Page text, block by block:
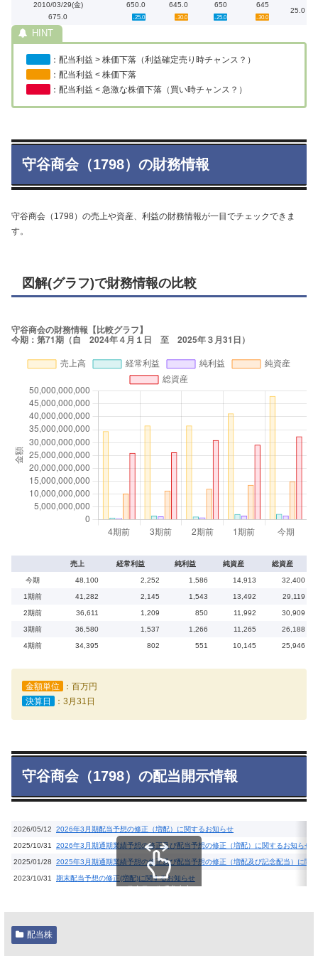
2010/03/29(金)
675.0
650.0
-25.0
645.0
-30.0
650
-25.0
645
-30.0
25.0
：配当利益 > 株価下落（利益確定売り時チャンス？）
：配当利益 < 株価下落
：配当利益 < 急激な株価下落（買い時チャンス？）
守谷商会（1798）の財務情報
守谷商会（1798）の売上や資産、利益の財務情報が一目でチェックできま
す。
図解(グラフ)で財務情報の比較
売上 経常利益 純利益 純資産 総資産
今期 48,100 2,252 1,586 14,913 32,400
1期前 41,282 2,145 1,543 13,492 29,119
2期前 36,611 1,209 850 11,992 30,909
3期前 36,580 1,537 1,266 11,265 26,188
4期前 34,395 802 551 10,145 25,946
金額単位
：百万円
決算日
：3月31日
守谷商会（1798）の配当開示情報
2026/05/12 2026年3月期配当予想の修正（増配）に関するお知らせ
2025/10/31 2026年3月期通期業績予想の修正及び配当予想の修正（増配）に関するお知らせ
2025/01/28 2025年3月期通期業績予想の修正及び配当予想の修正（増配及び記念配当）に関
2023/10/31
期末配当予想の修正(増配)に関するお知らせ
スクロールできます
配当株